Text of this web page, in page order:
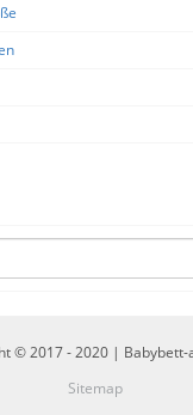
© 2017 - 2020 | Babybett-
Sitemap